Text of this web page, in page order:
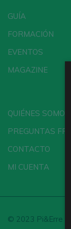
GUÍA
FORMACIÓN
EVENTOS
MAGAZINE
QUIÉNES SOMOS
PREGUNTAS
CONTACTO
MI CUENTA
© 2023 Pi&Erre